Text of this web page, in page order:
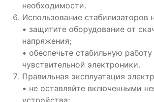
необходимости.
Использование стабилизаторов
• защитите оборудование от
напряжения;
• обеспечьте стабильную работу
чувствительной электроники.
Правильная эксплуатация
• не оставляйте включенными